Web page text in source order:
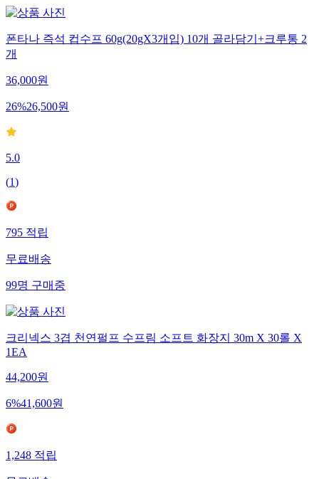
폰타나 즉석 컵수프 60g(20gX3개입) 10개 골라담기+크루통 2
개
36,000원
26%26,500원
5.0
(1)
795적립
무료배송
99명구매중
크리넥스 3겹 천연펄프 수프림 소프트 화장지 30m X 30롤 X
1EA
44,200원
6%41,600원
1,248적립